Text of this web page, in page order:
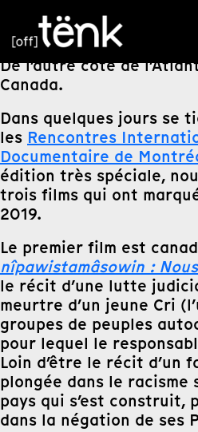
De l’autre côté de
Canada.
Dans quelques jours se
les Rencontres
Documentaire de
édition très spéciale,
trois films qui ont
2019.
Le premier film est
nîpawistamâsowin :
le récit d’une lutte
meurtre d’un jeune Cri
groupes de peuples
pour lequel le
Loin d’être le récit d’un
plongée dans le racisme
pays qui s’est construit,
dans la négation de ses